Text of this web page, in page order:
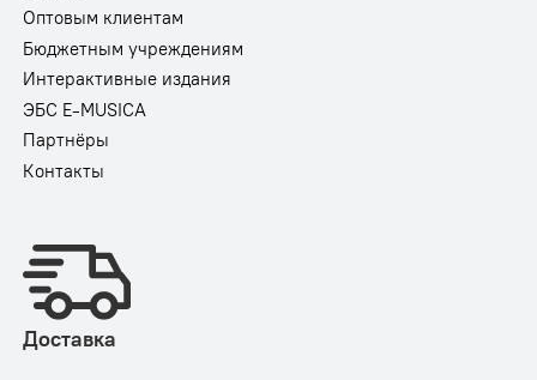
Оптовым клиентам
Бюджетным учреждениям
Интерактивные издания
ЭБС E-MUSICA
Партнёры
Контакты
Доставка